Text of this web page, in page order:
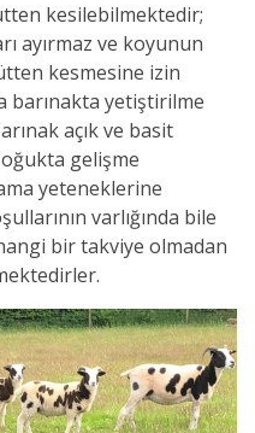
kesilebilmektedir;
ayırmaz ve koyunun
kesmesine izin
barınakta yetiştirilme
açık ve basit
gelişme
yeteneklerine
varlığında bile
bir takviye olmadan